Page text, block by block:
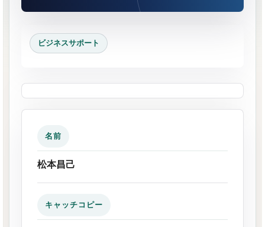
ビジネスサポート
名前
松本昌己
キャッチコピー